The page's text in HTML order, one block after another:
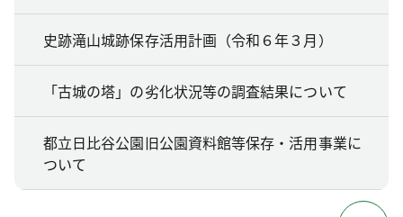
史跡滝山城跡保存活用計画（令和６年３月）
「古城の塔」の劣化状況等の調査結果について
都立日比谷公園旧公園資料館等保存・活用事業に
ついて